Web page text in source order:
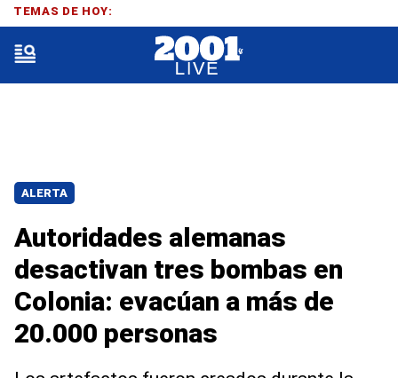
ALERTA
Autoridades alemanas
desactivan tres bombas en
Colonia: evacúan a más de
20.000 personas
TEMAS DE HOY: